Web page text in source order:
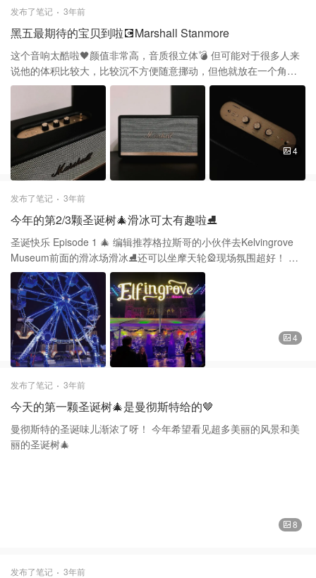
孩子们喝✨ ⚠️值得一提的是他们家有现场表演，估计是一个小时一
非常刺激；第二场是三个小姐姐一起跳热舞，现场氛围挺好😍😍 💰
价格：£60/人 🌟性价比🌟🌟🌟🌟 💓氛围很好，比较适合情侣约会，
姐妹聚餐。 📍New Bailey, Ground One, New Bailey St, Salford M3
5JL
发布了笔记 3年前
黑五最期待的宝贝到啦💽Marshall Stanmore
这个音响太酷啦🖤颜值非常高，音质很立体💣 但可能对于很多人来
说他的体积比较大，比较沉不方便随意挪动，但他就放在一个角落
就很棒了✨
4
发布了笔记 3年前
今年的第2/3颗圣诞树🎄滑冰可太有趣啦⛸️
圣诞快乐 Episode 1 🎄 编辑推荐格拉斯哥的小伙伴去Kelvingrove
Museum前面的滑冰场滑冰⛸️还可以坐摩天轮🎡现场氛围超好！ 🎫
要提前买票哦
4
发布了笔记 3年前
今天的第一颗圣诞树🎄是曼彻斯特给的🤎
曼彻斯特的圣诞味儿渐浓了呀！ 今年希望看见超多美丽的风景和美
丽的圣诞树🎄
8
发布了笔记 3年前